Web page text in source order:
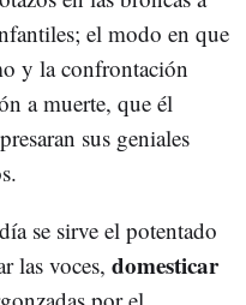
el modo en que
y la confrontación
a muerte, que él
sus geniales
se sirve el potentado
las voces, domesticar